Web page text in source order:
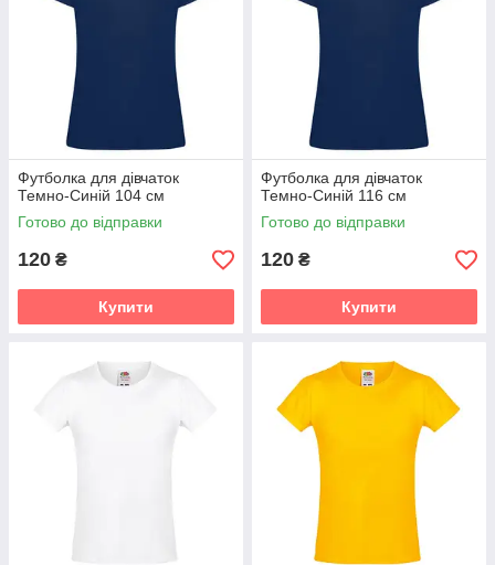
Футболка для дівчаток
Темно-Синій 104 см
Готово до відправки
120 ₴
Купити
Футболка для дівчаток
Темно-Синій 116 см
Готово до відправки
120 ₴
Купити